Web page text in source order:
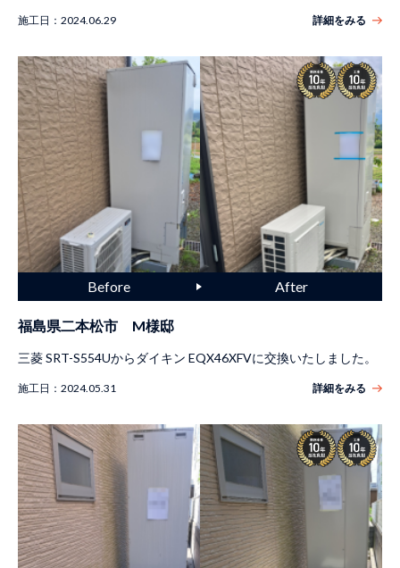
施工日： 2024.06.29 詳細をみる
福島県二本松市 M様邸
三菱 SRT-S554Uからダイキン EQX46XFVに交換いたしました。
施工日： 2024.05.31 詳細をみる